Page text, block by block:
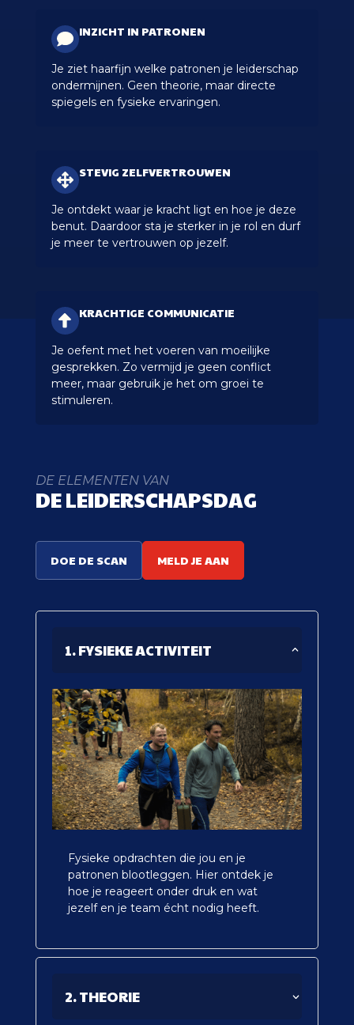
INZICHT IN PATRONEN
Je ziet haarfijn welke patronen je leiderschap
ondermijnen. Geen theorie, maar directe
spiegels en fysieke ervaringen.
STEVIG ZELFVERTROUWEN
Je ontdekt waar je kracht ligt en hoe je deze
benut. Daardoor sta je sterker in je rol en durf
je meer te vertrouwen op jezelf.
KRACHTIGE COMMUNICATIE
Je oefent met het voeren van moeilijke
gesprekken. Zo vermijd je geen conflict
meer, maar gebruik je het om groei te
stimuleren.
DE ELEMENTEN VAN
DE LEIDERSCHAPSDAG
DOE DE SCAN MELD JE AAN
1. FYSIEKE ACTIVITEIT
Fysieke opdrachten die jou en je
patronen blootleggen. Hier ontdek je
hoe je reageert onder druk en wat
jezelf en je team écht nodig heeft.
2. THEORIE